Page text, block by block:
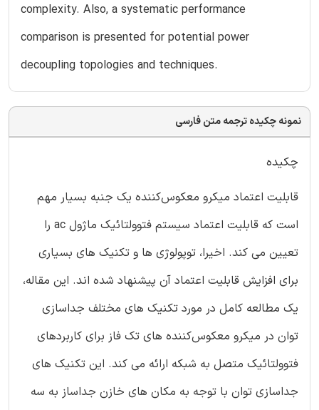
complexity. Also, a systematic performance
comparison is presented for potential power
decoupling topologies and techniques.
نمونه چکیده ترجمه متن فارسی
چکیده
قابلیت اعتماد میکرو معکوس‌کننده یک جنبه بسیار مهم
است که قابلیت اعتماد سیستم فتوولتائیک ماژول ac را
تعیین می کند. اخیرا، توپولوژی ها و تکنیک های بسیاری
برای افزایش قابلیت اعتماد آن پیشنهاد شده اند. این مقاله،
یک مطالعه کامل در مورد تکنیک های مختلف جداسازی
توان در میکرو معکوس‌کننده های تک فاز برای کاربردهای
فتوولتائیک متصل به شبکه ارائه می کند. این تکنیک های
جداسازی توان با توجه به مکان های خازن جداساز به سه